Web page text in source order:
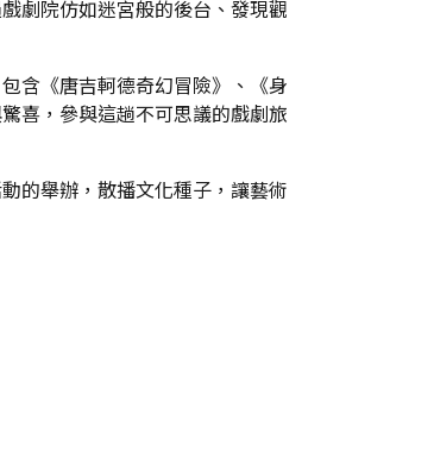
劇院仿如迷宮般的後台、發現觀
含《唐吉軻德奇幻冒險》、《身
喜，參與這趟不可思議的戲劇旅
的舉辦，散播文化種子，讓藝術